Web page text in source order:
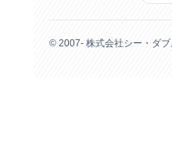
© 2007- 株式会社シー・ダ